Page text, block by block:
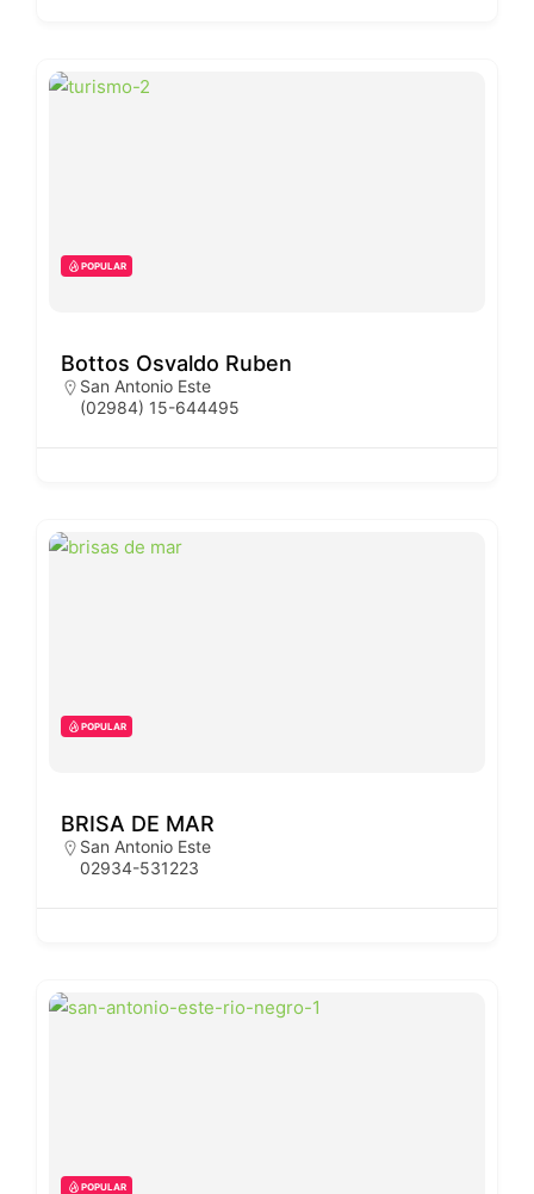
POPULAR
Bottos Osvaldo Ruben
San Antonio Este
(02984) 15-644495
POPULAR
BRISA DE MAR
San Antonio Este
02934-531223
POPULAR